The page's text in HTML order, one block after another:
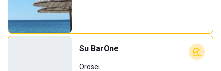
Su BarOne
Orosei